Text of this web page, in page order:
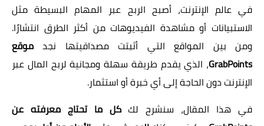
في عالم الإنترنت، أصبح الربح عبر المهام البسيطة مثل
الاستبيانات أو مشاهدة الفيديوهات من أكثر الطرق انتشارًا.
ومن بين المواقع التي أثبتت مصداقيتها نجد موقع
GrabPoints، الذي يقدم طريقة سهلة ومجانية لربح المال عبر
الإنترنت دون الحاجة إلى أي خبرة أو استثمار.
في هذا المقال، سنشرح لككل ما تحتاج معرفته عن